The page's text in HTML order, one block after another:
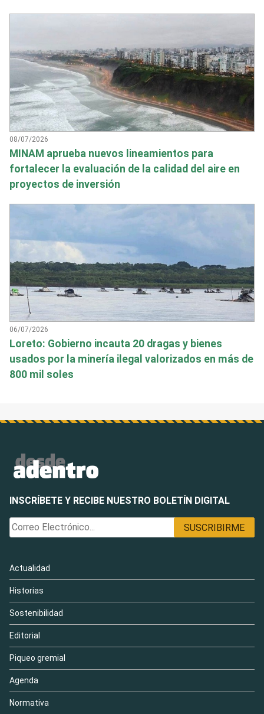
08/07/2026
MINAM aprueba nuevos lineamientos para
fortalecer la evaluación de la calidad del aire en
proyectos de inversión
06/07/2026
Loreto: Gobierno incauta 20 dragas y bienes
usados por la minería ilegal valorizados en más de
800 mil soles
INSCRÍBETE Y RECIBE NUESTRO BOLETÍN DIGITAL
Actualidad
Historias
Sostenibilidad
Editorial
Piqueo gremial
Agenda
Normativa